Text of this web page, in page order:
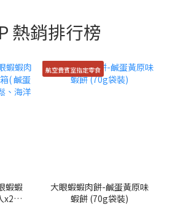
熱銷排行榜
蝦蝦
箱(
航空貴賓室指定零食
大眼蝦蝦肉餅-鹹蛋黃原味
蝦餅 (70g袋裝)